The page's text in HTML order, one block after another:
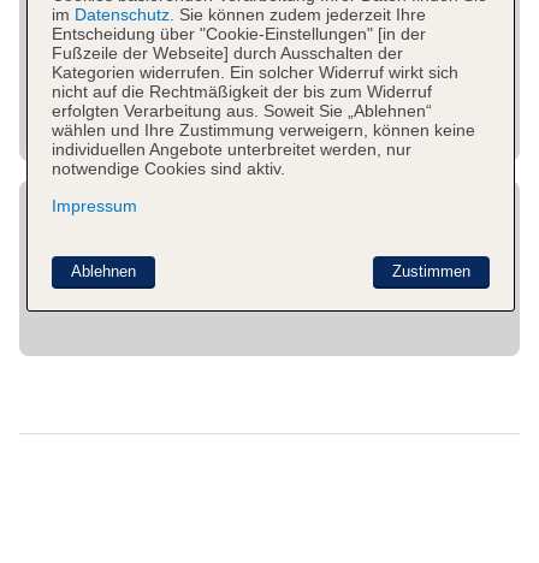
im Datenschutz. Sie können zudem jederzeit Ihre
Entscheidung über "Cookie-Einstellungen" [in der
Fußzeile der Webseite] durch Ausschalten der
Kategorien widerrufen. Ein solcher Widerruf wirkt sich
nicht auf die Rechtmäßigkeit der bis zum Widerruf
erfolgten Verarbeitung aus. Soweit Sie „Ablehnen“
wählen und Ihre Zustimmung verweigern, können keine
individuellen Angebote unterbreitet werden, nur
notwendige Cookies sind aktiv.
Impressum
Zustimmen
Ablehnen